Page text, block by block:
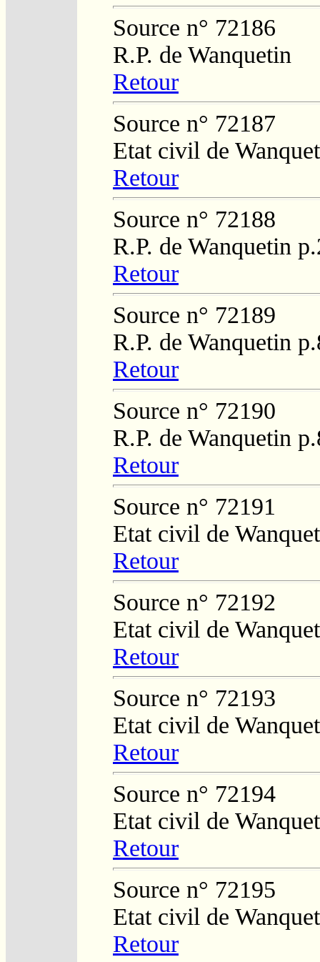
Source n° 72186
R.P. de Wanquetin
Retour
Source n° 72187
Etat civil de
Retour
Source n° 72188
R.P. de Wanquetin
Retour
Source n° 72189
R.P. de Wanquetin
Retour
Source n° 72190
R.P. de Wanquetin
Retour
Source n° 72191
Etat civil de
Retour
Source n° 72192
Etat civil de
Retour
Source n° 72193
Etat civil de
Retour
Source n° 72194
Etat civil de
Retour
Source n° 72195
Etat civil de
Retour